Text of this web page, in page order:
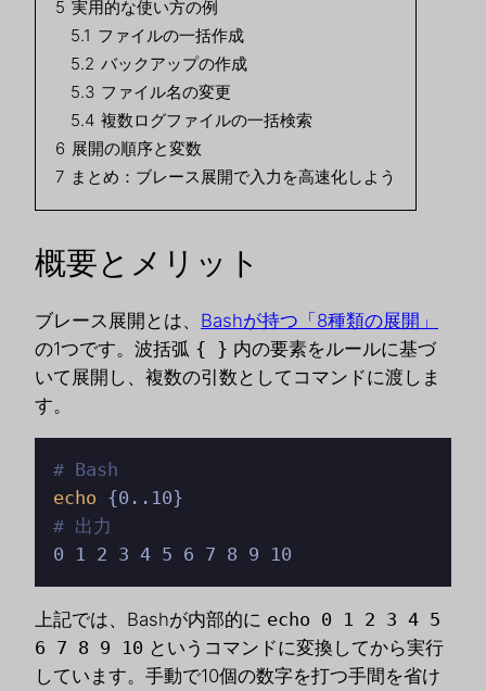
5 実用的な使い方の例
5.1 ファイルの一括作成
5.2 バックアップの作成
5.3 ファイル名の変更
5.4 複数ログファイルの一括検索
6 展開の順序と変数
7 まとめ：ブレース展開で入力を高速化しよう
概要とメリット
ブレース展開とは、 Bashが持つ「8種類の展開」
の1つです。波括弧 { } 内の要素をルールに基づ
いて展開し、複数の引数としてコマンドに渡しま
す。
# Bash
echo
# 出力
0 1 2 3 4 5 6 7 8 9 10
上記では、Bashが内部的に echo 0 1 2 3 4 5
6 7 8 9 10 というコマンドに変換してから実行
しています。手動で10個の数字を打つ手間を省け